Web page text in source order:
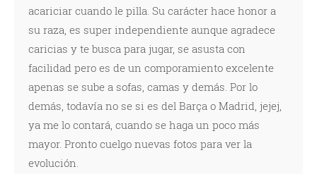
acariciar cuando le pilla. Su carácter hace honor a
su raza, es super independiente aunque agradece
caricias y te busca para jugar, se asusta con
facilidad pero es de un comporamiento excelente
apenas se sube a sofas, camas y demás. Por lo
demás, todavía no se si es del Barça o Madrid, jejej,
ya me lo contará, cuando se haga un poco más
mayor. Pronto cuelgo nuevas fotos para ver la
evolución.